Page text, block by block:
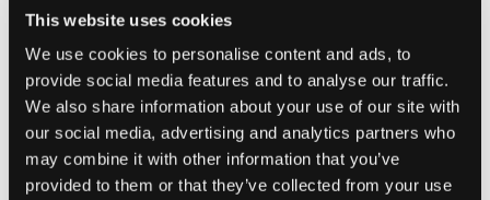
This website uses cookies
We use cookies to personalise content and ads, to
provide social media features and to analyse our traffic.
We also share information about your use of our site with
our social media, advertising and analytics partners who
may combine it with other information that you’ve
provided to them or that they’ve collected from your use
De maat lijkt
Te groot
MAATTABEL
KIES EEN MAAT